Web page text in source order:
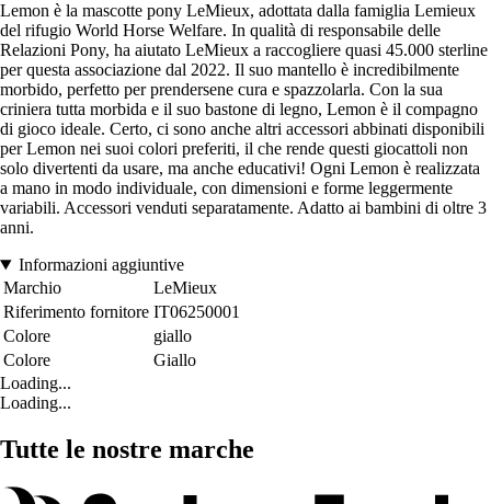
Lemon è la mascotte pony LeMieux, adottata dalla famiglia Lemieux
del rifugio World Horse Welfare. In qualità di responsabile delle
Relazioni Pony, ha aiutato LeMieux a raccogliere quasi 45.000 sterline
per questa associazione dal 2022. Il suo mantello è incredibilmente
morbido, perfetto per prendersene cura e spazzolarla. Con la sua
criniera tutta morbida e il suo bastone di legno, Lemon è il compagno
di gioco ideale. Certo, ci sono anche altri accessori abbinati disponibili
per Lemon nei suoi colori preferiti, il che rende questi giocattoli non
solo divertenti da usare, ma anche educativi! Ogni Lemon è realizzata
a mano in modo individuale, con dimensioni e forme leggermente
variabili. Accessori venduti separatamente. Adatto ai bambini di oltre 3
anni.
Informazioni aggiuntive
Marchio
LeMieux
Riferimento fornitore IT06250001
Colore
giallo
Colore
Giallo
Loading...
Loading...
Tutte le nostre marche